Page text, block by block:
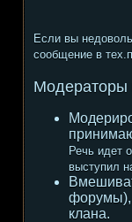
Если вы
сообщение в
Модераторы
Речь идет
выступил
форумы),
клана.